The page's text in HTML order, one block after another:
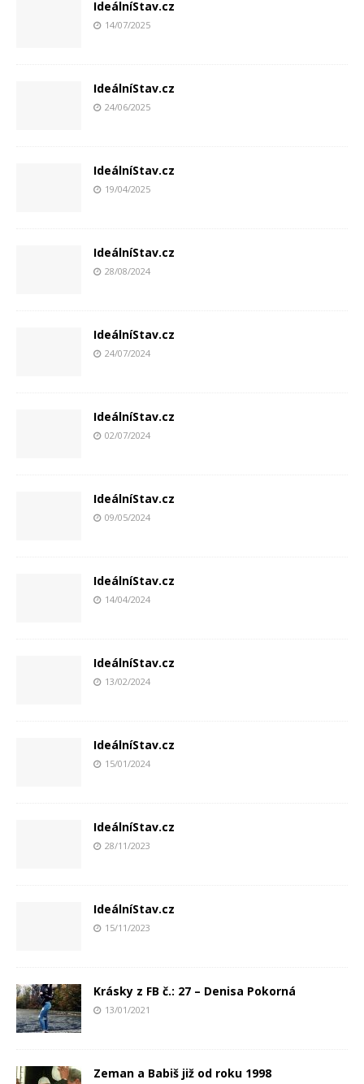
IdeálníStav.cz
14/07/2025
IdeálníStav.cz
24/06/2025
IdeálníStav.cz
19/04/2025
IdeálníStav.cz
28/08/2024
IdeálníStav.cz
24/07/2024
IdeálníStav.cz
02/07/2024
IdeálníStav.cz
09/05/2024
IdeálníStav.cz
14/04/2024
IdeálníStav.cz
13/02/2024
IdeálníStav.cz
15/01/2024
IdeálníStav.cz
28/11/2023
IdeálníStav.cz
15/11/2023
Krásky z FB č.: 27 – Denisa Pokorná
13/01/2021
Zeman a Babiš již od roku 1998